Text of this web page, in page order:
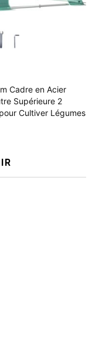
Cadre en Acier
Supérieure 2
Cultiver Légumes